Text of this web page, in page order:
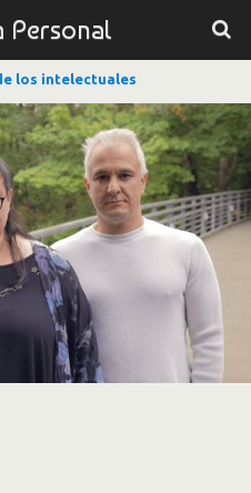
Personal
los intelectuales